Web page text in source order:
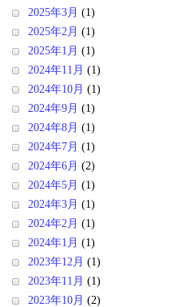
2025年3月 (1)
2025年2月 (1)
2025年1月 (1)
2024年11月 (1)
2024年10月 (1)
2024年9月 (1)
2024年8月 (1)
2024年7月 (1)
2024年6月 (2)
2024年5月 (1)
2024年3月 (1)
2024年2月 (1)
2024年1月 (1)
2023年12月 (1)
2023年11月 (1)
2023年10月 (2)